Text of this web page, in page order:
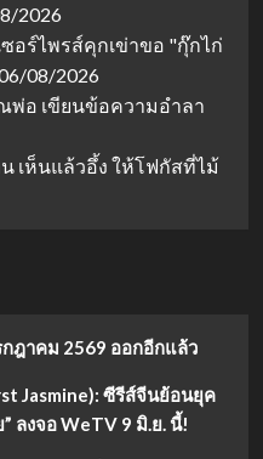
2026
อร์ไพรส์คุกเข่าขอ "กุ๊กไก่
08/2026
พ่อ เขียนข้อความอำลา
เห็นแล้วอึ้ง ให้โฟกัสที่ไม้
ฎาคม 2569 ออกอีกแล้ว
Jasmine): ซีรีส์จีนย้อนยุค
ลงจอ WeTV 9 มิ.ย. นี้!